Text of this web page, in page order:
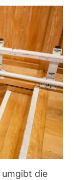
umgibt die